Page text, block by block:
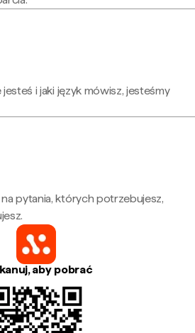
i jaki język mówisz, jesteśmy
pytania, których potrzebujesz,
aby pobrać